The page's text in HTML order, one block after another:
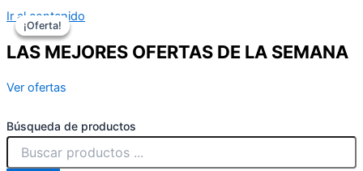
Ir al contenido
LAS MEJORES OFERTAS DE LA SEMANA
Ver ofertas
Búsqueda de productos
¡Oferta!
¡Oferta!
¡Oferta!